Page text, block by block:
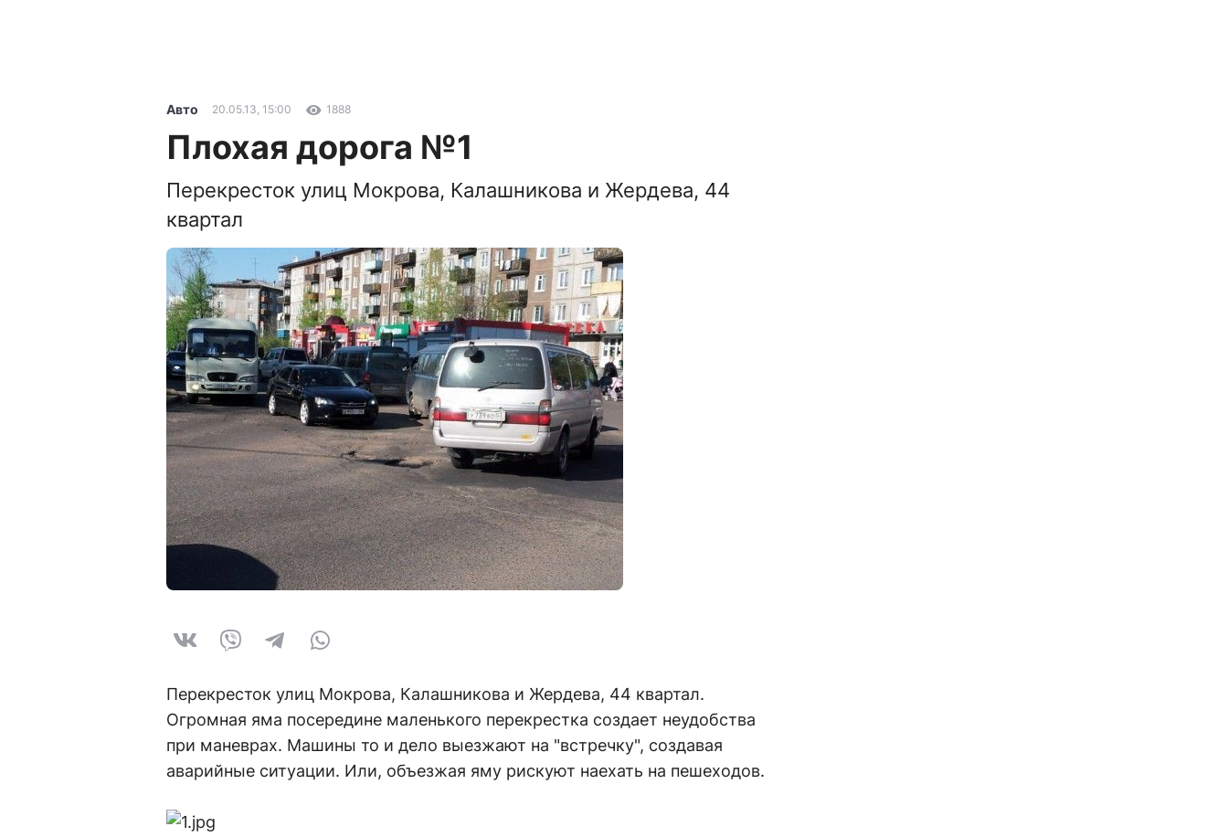
Авто 20.05.13, 15:00 1888
Плохая дорога №1
Перекресток улиц Мокрова, Калашникова и Жердева, 44
квартал
Перекресток улиц Мокрова, Калашникова и Жердева, 44 квартал.
Огромная яма посередине маленького перекрестка создает неудобства
при маневрах. Машины то и дело выезжают на "встречку", создавая
аварийные ситуации. Или, объезжая яму рискуют наехать на пешеходов.